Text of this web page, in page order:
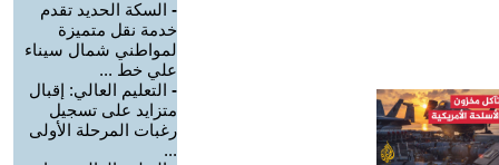
- السكة الحديد تقدم
خدمة نقل متميزة
لمواطني شمال سيناء
علي خط ...
- التعليم العالي: إقبال
متزايد على تسجيل
رغبات المرحلة الأولى
...